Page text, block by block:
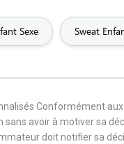
Sexe Sweat
Conformément
avoir à motiver sa
doit notifier sa